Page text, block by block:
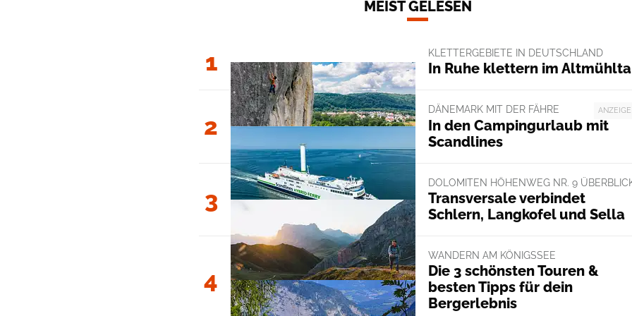
MEIST GELESEN
1 KLETTERGEBIETE IN DEUTSCHLAND
In Ruhe klettern im
2
ANZEIGE
DÄNEMARK MIT DER FÄHRE
In den Campingurlaub mit
Scandlines
3
DOLOMITEN HÖHENWEG NR. 9
Transversale verbindet
Schlern, Langkofel und Sella
4
WANDERN AM KÖNIGSSEE
Die 3 schönsten Touren &
besten Tipps für dein
Bergerlebnis